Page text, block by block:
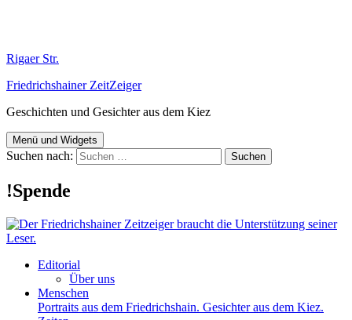
Rigaer Str.
Friedrichshainer ZeitZeiger
Geschichten und Gesichter aus dem Kiez
Menü und Widgets
Suchen nach:
!Spende
Editorial
Über uns
Menschen
Portraits aus dem Friedrichshain. Gesichter aus dem Kiez.